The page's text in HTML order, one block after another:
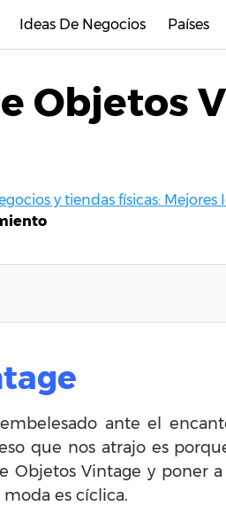
Ideas De Negocios Países
Objetos
y tiendas físicas: Mejores
ante el
que nos atrajo es
Vintage y poner
es cíclica.